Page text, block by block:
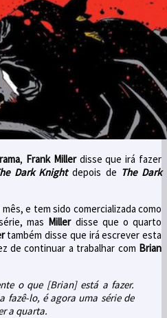
, Frank Millerdisse que irá fazer
Dark Knightdepois de The Dark
e tem sido comercializada como
mas Millerdisse que o quarto
também disse que irá escrever esta
de continuar a trabalhar com Brian
o que [Brian] está a fazer.
fazê-lo, é agora uma série de
a quarta.